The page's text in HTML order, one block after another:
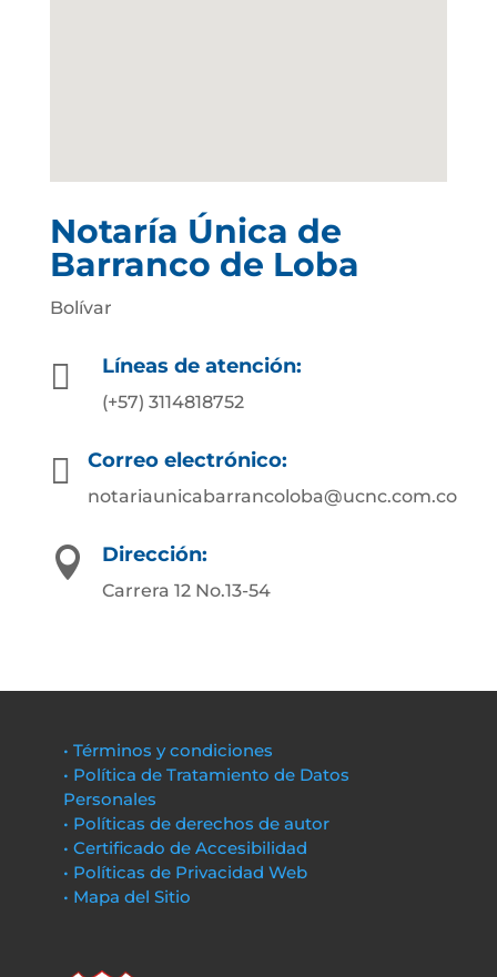
Notaría Única de
Barranco de Loba
Bolívar
 Líneas de atención:
(+57) 3114818752
 Correo electrónico:
notariaunicabarrancoloba@ucnc.com.co
 Dirección:
Carrera 12 No.13-54
• Términos y condiciones
• Política de Tratamiento de Datos
Personales
• Políticas de derechos de autor
• Certificado de Accesibilidad
• Políticas de Privacidad Web
• Mapa del Sitio